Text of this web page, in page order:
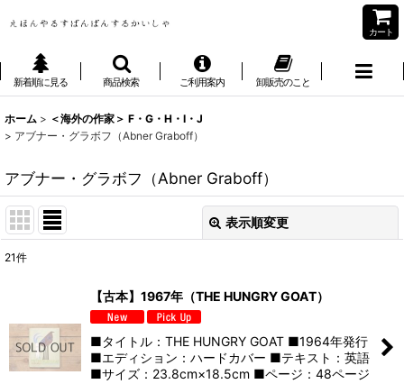
カート
新着順に見る 商品検索 ご利用案内 卸販売のこと
ホーム > ＜海外の作家＞ F・G・H・I・J
> アブナー・グラボフ（Abner Graboff）
アブナー・グラボフ（Abner Graboff）
表示順変更
並び順:
絞り込む
21件
【古本】1967年（THE HUNGRY GOAT）
■タイトル：THE HUNGRY GOAT ■1964年発行
■エディション：ハードカバー ■テキスト：英語
■サイズ：23.8cm×18.5cm ■ページ：48ページ